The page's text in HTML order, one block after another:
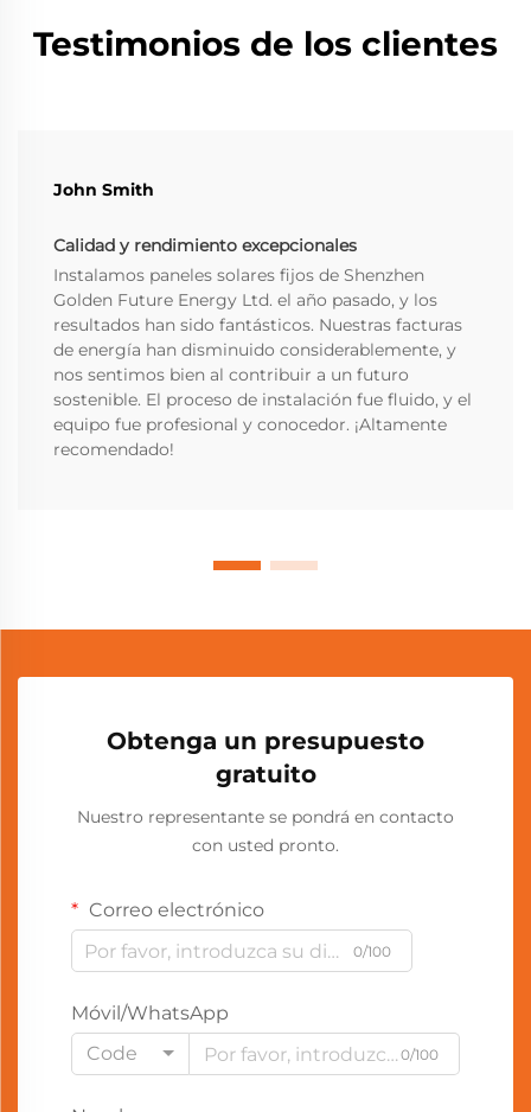
Testimonios de los clientes
John Smith
Calidad y rendimiento excepcionales
Instalamos paneles solares fijos de Shenzhen
Golden Future Energy Ltd. el año pasado, y los
resultados han sido fantásticos. Nuestras facturas
de energía han disminuido considerablemente, y
nos sentimos bien al contribuir a un futuro
sostenible. El proceso de instalación fue fluido, y el
equipo fue profesional y conocedor. ¡Altamente
recomendado!
Obtenga un presupuesto
gratuito
Nuestro representante se pondrá en contacto
con usted pronto.
Correo electrónico
0/100
Móvil/WhatsApp
Code
0/100